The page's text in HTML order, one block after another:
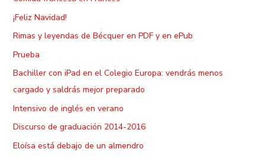
¡Feliz Navidad!
Rimas y leyendas de Bécquer en PDF y en ePub
Prueba
Bachiller con iPad en el Colegio Europa: vendrás menos
cargado y saldrás mejor preparado
Intensivo de inglés en verano
Discurso de graduación 2014-2016
Eloísa está debajo de un almendro